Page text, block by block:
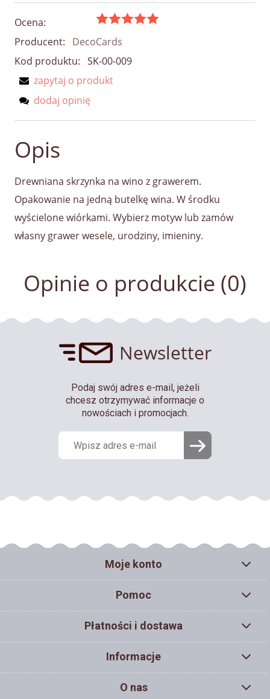
Ocena:
Producent:
DecoCards
Kod produktu: SK-00-009
zapytaj o produkt
dodaj opinię
Opis
Drewniana skrzynka na wino z grawerem.
Opakowanie na jedną butelkę wina. W środku
wyścielone wiórkami. Wybierz motyw lub zamów
własny grawer wesele, urodziny, imieniny.
Opinie o produkcie (0)
Newsletter
Podaj swój adres e-mail, jeżeli
chcesz otrzymywać informacje o
nowościach i promocjach.
Moje konto
Pomoc
Płatności i dostawa
Informacje
O nas